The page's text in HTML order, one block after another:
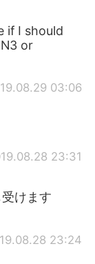
if I should
or
03:06
23:31
けます
23:24